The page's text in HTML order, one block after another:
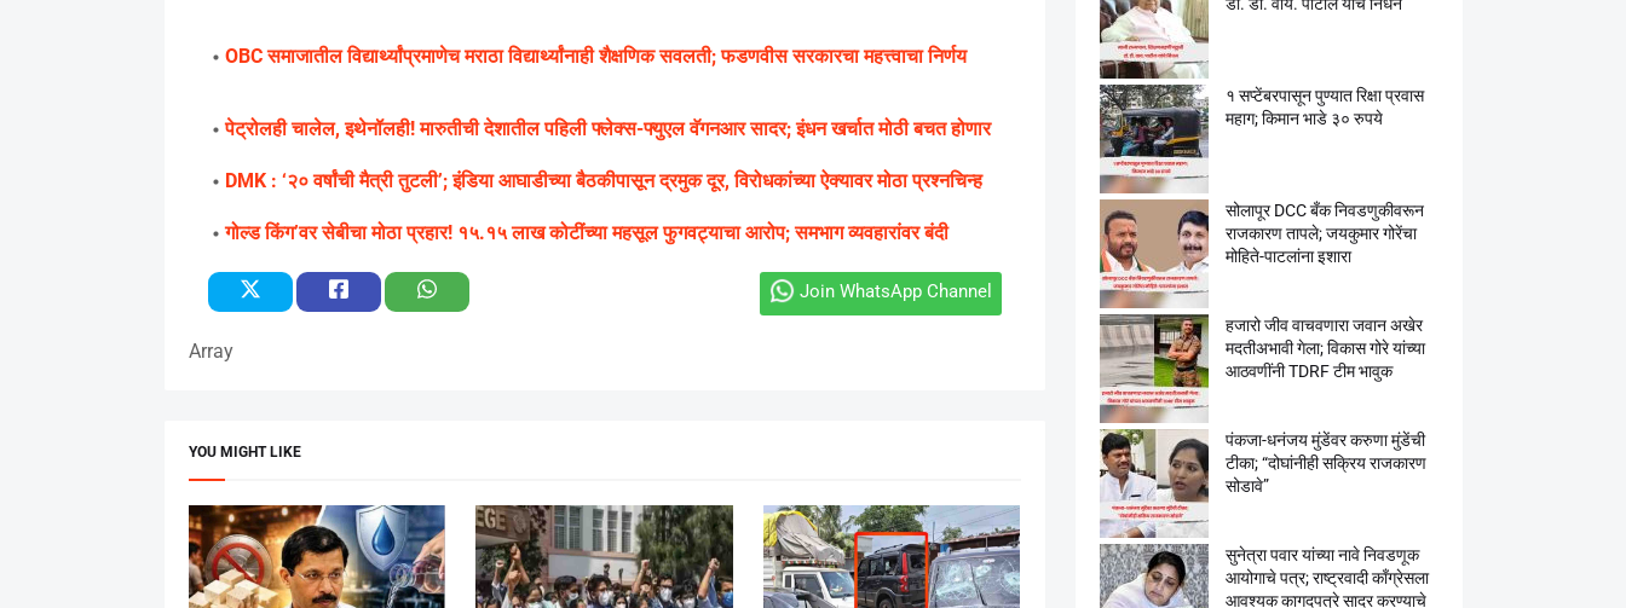
OBC समाजातील विद्यार्थ्यांप्रमाणेच मराठा विद्यार्थ्यांनाही शैक्षणिक सवलती; फडणवीस सरकारचा महत्त्वाचा निर्णय
पेट्रोलही चालेल, इथेनॉलही! मारुतीची देशातील पहिली फ्लेक्स-फ्युएल वॅगनआर सादर; इंधन खर्चात मोठी बचत होणार
DMK : ‘२० वर्षांची मैत्री तुटली’; इंडिया आघाडीच्या बैठकीपासून द्रमुक दूर, विरोधकांच्या ऐक्यावर मोठा प्रश्नचिन्ह
गोल्ड किंग’वर सेबीचा मोठा प्रहार! १५.१५ लाख कोटींच्या महसूल फुगवट्याचा आरोप; समभाग व्यवहारांवर बंदी
Join WhatsApp Channel
Array
YOU MIGHT LIKE
१ सप्टेंबरपासून पुण्यात रिक्षा प्रवास
महाग; किमान भाडे ३० रुपये
सोलापूर DCC बँक निवडणुकीवरून
राजकारण तापले; जयकुमार गोरेंचा
मोहिते-पाटलांना इशारा
हजारो जीव वाचवणारा जवान अखेर
मदतीअभावी गेला; विकास गोरे यांच्या
आठवणींनी TDRF टीम भावुक
पंकजा-धनंजय मुंडेंवर करुणा मुंडेंची
टीका; “दोघांनीही सक्रिय राजकारण
सोडावे”
सुनेत्रा पवार यांच्या नावे निवडणूक
आयोगाचे पत्र; राष्ट्रवादी काँग्रेसला
आवश्यक कागदपत्रे सादर करण्याचे